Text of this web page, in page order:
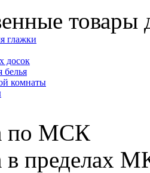
товары
глажки
досок
комнаты
по МСК
в пределах